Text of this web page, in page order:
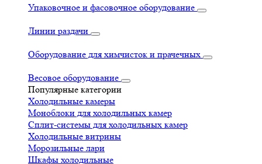
Упаковочное и фасовочное оборудование
Линии раздачи
Оборудование для химчисток и прачечных
Весовое оборудование
Популярные категории
Холодильные камеры
Моноблоки для холодильных камер
Сплит-системы для холодильных камер
Холодильные витрины
Морозильные лари
Шкафы холодильные